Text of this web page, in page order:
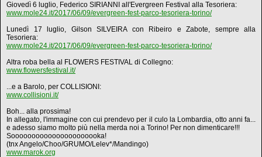
Giovedì 6 luglio, Federico SIRIANNI all'Evergreen Festival alla Tesoriera:
www.mole24.it/2017/06/09/evergreen-fest-parco-tesoriera-torino/
Lunedì 17 luglio, Gilson SILVEIRA con Ribeiro e Zabote, sempre alla
Tesoriera:
www.mole24.it/2017/06/09/evergreen-fest-parco-tesoriera-torino/
Altra roba bella al FLOWERS FESTIVAL di Collegno:
www.flowersfestival.it/
...e a Barolo, per COLLISIONI:
www.collisioni.it/
Boh... alla prossima!
In allegato, l'immagine con cui prendevo per il culo la Lombardia, otto anni fa...
e adesso siamo molto più nella merda noi a Torino! Per non dimenticare!!!
Soooooooooooooooooooooka!
(tnx Angelo/Choo/GRUMO/Lelev*/Mandingo)
www.marok.org